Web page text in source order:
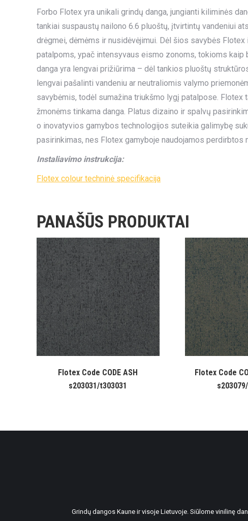
Forbo Flotex yra unikali grindų danga, jungianti kiliminės
tankiai suspaustų nailono 6.6 pluoštų, įtvirtintų vandeniui
drėgmei, dėmėms ir nusidėvėjimui. Dėl šios savybės
patalpoms, ypač intensyvaus eismo zonoms, tokioms
danga yra lengvai prižiūrima – dėl tankios pluoštų
lengvai pašalinti vandeniu ar neutraliomis valymo
savybėmis, todėl sumažina triukšmo lygį patalpose.
žmonėms tinkama danga. Platus dizaino ir spalvų
o inovatyvios gamybos technologijos suteikia galimybę
pasirinkimas, nes Flotex gamyboje naudojamos perdirbtos
Instaliavimo instrukcija:
Flotex colour techninė specifikacija
PANAŠŪS PRODUKTAI
Flotex Code CODE ASH
s203031/t303031
Flotex Code
Grindų dangos Kaune ir visoje Lietuvoje. Siūlome vinilinę